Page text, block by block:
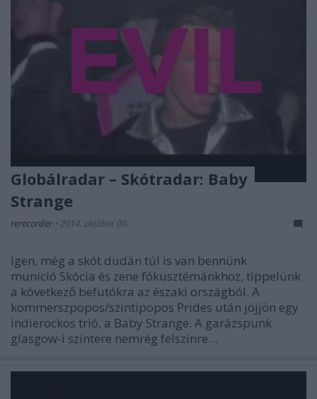
Globálradar – Skótradar: Baby
Strange
rerecorder • 2014. október 09.
Igen, még a skót dudán túl is van bennünk
muníció Skócia és zene fókusztémánkhoz, tippelünk
a következő befutókra az északi országból. A
kommerszpopos/szintipopos Prides után jöjjön egy
indierockos trió, a Baby Strange. A garázspunk
glasgow-i színtere nemrég felszínre…